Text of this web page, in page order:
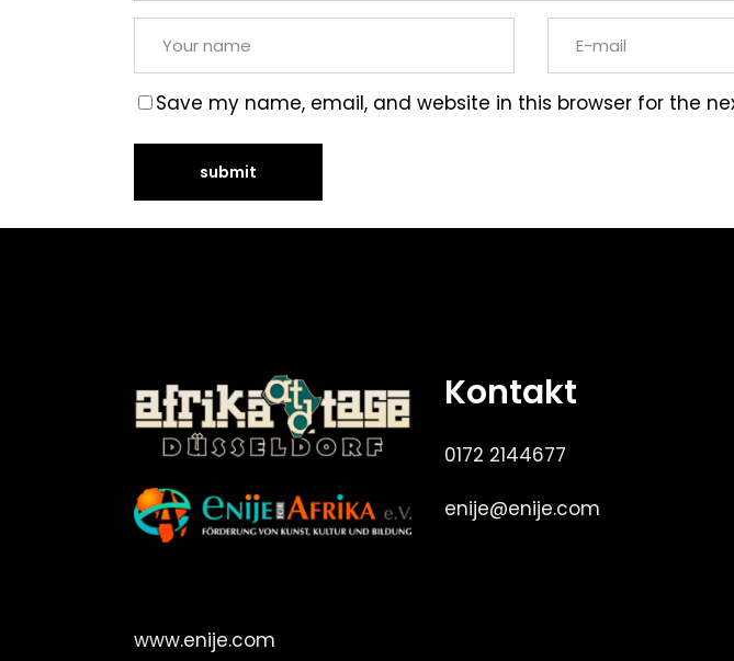
Save my name, email, and website in this browser for the
www.enije.com
Kontakt
0172 2144677
enije@enije.com